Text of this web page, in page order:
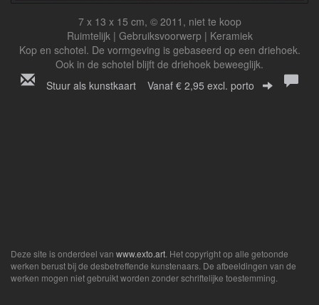
7 x 13 x 15 cm, © 2011, niet te koop
Ruimtelijk | Gebruiksvoorwerp | Keramiek
Kop en schotel. De vormgeving is gebaseerd op een driehoek.
Ook in de schotel blijft de driehoek beweeglijk.
Stuur als kunstkaart Vanaf € 2,95 excl. porto
Deze site is onderdeel van www.exto.art . Het copyright op alle getoonde
werken berust bij de desbetreffende kunstenaars. De afbeeldingen van de
werken mogen niet gebruikt worden zonder schriftelijke toestemming.